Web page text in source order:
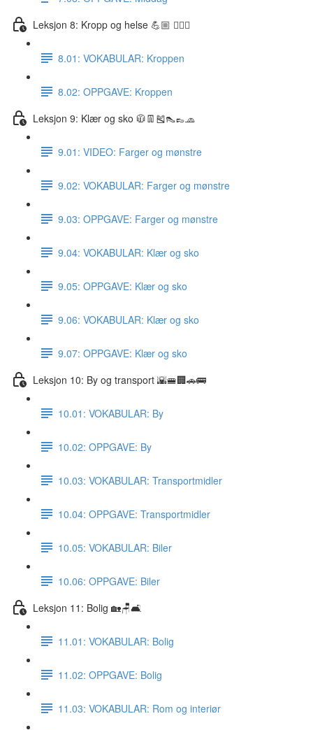
Leksjon 8: Kropp og helse 💪🏼 🏋🏽‍♀️
8.01: VOKABULAR: Kroppen
8.02: OPPGAVE: Kroppen
Leksjon 9: Klær og sko 🧥👖🎽👠👞🧢
9.01: VIDEO: Farger og mønstre
9.02: VOKABULAR: Farger og mønstre
9.03: OPPGAVE: Farger og mønstre
9.04: VOKABULAR: Klær og sko
9.05: OPPGAVE: Klær og sko
9.06: VOKABULAR: Klær og sko
9.07: OPPGAVE: Klær og sko
Leksjon 10: By og transport 🌇🚝🏢🚗🚌
10.01: VOKABULAR: By
10.02: OPPGAVE: By
10.03: VOKABULAR: Transportmidler
10.04: OPPGAVE: Transportmidler
10.05: VOKABULAR: Biler
10.06: OPPGAVE: Biler
Leksjon 11: Bolig 🏡🪑🛋
11.01: VOKABULAR: Bolig
11.02: OPPGAVE: Bolig
11.03: VOKABULAR: Rom og interiør